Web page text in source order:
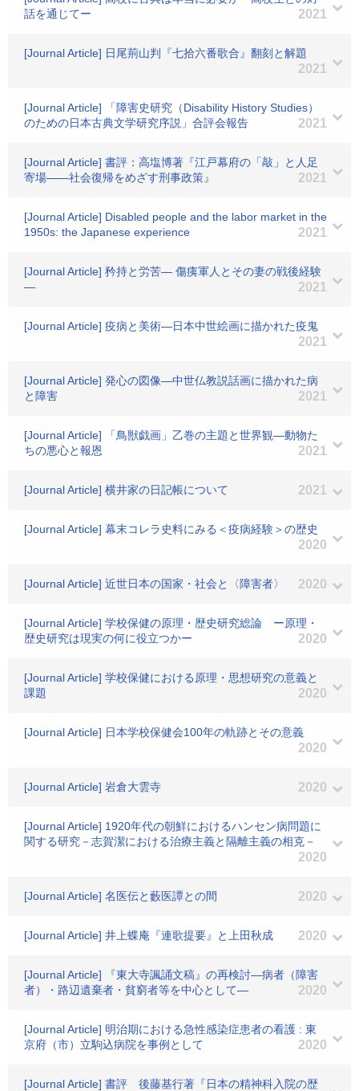
話を通じてー
2021
[Journal Article] 日尾荊山判『七拾六番歌合』翻刻と解題
2021
[Journal Article] 「障害史研究（Disability History Studies）
のための日本古典文学研究序説」合評会報告
2021
[Journal Article] 書評：高塩博著『江戸幕府の「敲」と人足
寄場――社会復帰をめざす刑事政策』
2021
[Journal Article] Disabled people and the labor market in the
1950s: the Japanese experience
2021
[Journal Article] 矜持と労苦― 傷痍軍人とその妻の戦後経験
―
2021
[Journal Article] 疫病と美術―日本中世絵画に描かれた疫鬼
2021
[Journal Article] 発心の図像―中世仏教説話画に描かれた病
と障害
2021
[Journal Article] 「鳥獣戯画」乙巻の主題と世界観―動物た
ちの悪心と報恩
2021
[Journal Article] 横井家の日記帳について 2021
[Journal Article] 幕末コレラ史料にみる＜疫病経験＞の歴史
2020
[Journal Article] 近世日本の国家・社会と〈障害者〉 2020
[Journal Article] 学校保健の原理・歴史研究総論 ー原理・
歴史研究は現実の何に役立つかー
2020
[Journal Article] 学校保健における原理・思想研究の意義と
課題
2020
[Journal Article] 日本学校保健会100年の軌跡とその意義
2020
[Journal Article] 岩倉大雲寺 2020
[Journal Article] 1920年代の朝鮮におけるハンセン病問題に
関する研究－志賀潔における治療主義と隔離主義の相克－
2020
[Journal Article] 名医伝と藪医譚との間 2020
[Journal Article] 井上蝶庵『連歌提要』と上田秋成 2020
[Journal Article] 『東大寺諷誦文稿』の再検討―病者（障害
者）・路辺遺棄者・貧窮者等を中心として―
2020
[Journal Article] 明治期における急性感染症患者の看護 : 東
京府（市）立駒込病院を事例として
2020
[Journal Article] 書評 後藤基行著『日本の精神科入院の歴